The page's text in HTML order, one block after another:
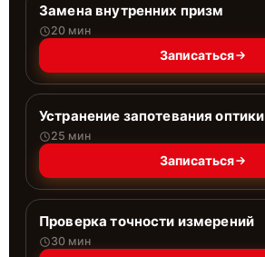
Замена внутренних призм
20 мин
Записаться
Устранение запотевания оптики
25 мин
Записаться
Проверка точности измерений
30 мин